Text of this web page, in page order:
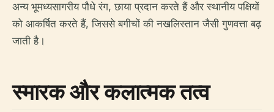
अन्य भूमध्यसागरीय पौधे रंग, छाया प्रदान करते हैं और स्थानीय पक्षियों
को आकर्षित करते हैं, जिससे बगीचों की नखलिस्तान जैसी गुणवत्ता बढ़
जाती है।
स्मारक और कलात्मक तत्व